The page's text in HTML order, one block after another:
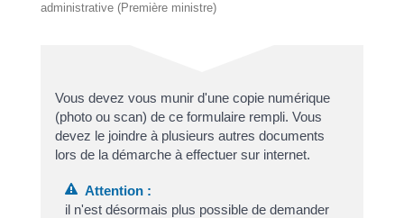
administrative (Première ministre)
Vous devez vous munir d'une copie numérique
(photo ou scan) de ce formulaire rempli. Vous
devez le joindre à plusieurs autres documents
lors de la démarche à effectuer sur internet.
Attention :
il n'est désormais plus possible de demander